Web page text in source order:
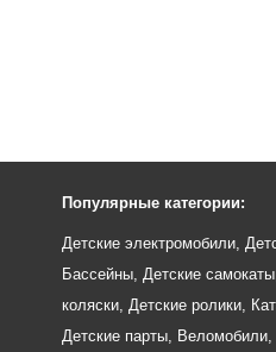
Популярные категории:
Детские электромобили
Бассейны Детские самокаты
коляски Детские ролики
Детские парты Веломобили